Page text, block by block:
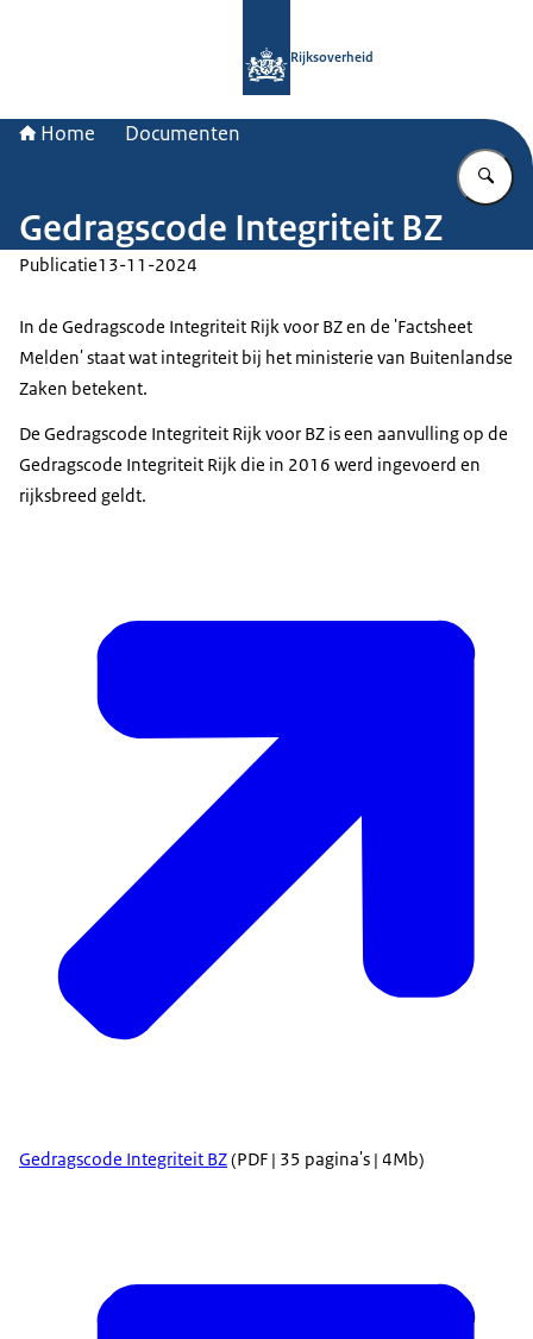
Rijksoverheid
Home Documenten
Gedragscode Integriteit BZ
Publicatie13-11-2024
In de Gedragscode Integriteit Rijk voor BZ en de 'Factsheet
Melden' staat wat integriteit bij het ministerie van Buitenlandse
Zaken betekent.
De Gedragscode Integriteit Rijk voor BZ is een aanvulling op de
Gedragscode Integriteit Rijk die in 2016 werd ingevoerd en
rijksbreed geldt.
Gedragscode Integriteit BZ(PDF | 35 pagina's | 4Mb)